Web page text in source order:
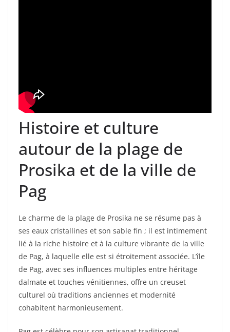
Histoire et culture
autour de la plage de
Prosika et de la ville de
Pag
Le charme de la plage de Prosika ne se résume pas à
ses eaux cristallines et son sable fin ; il est intimement
lié à la riche histoire et à la culture vibrante de la ville
de Pag, à laquelle elle est si étroitement associée. L’île
de Pag, avec ses influences multiples entre héritage
dalmate et touches vénitiennes, offre un creuset
culturel où traditions anciennes et modernité
cohabitent harmonieusement.